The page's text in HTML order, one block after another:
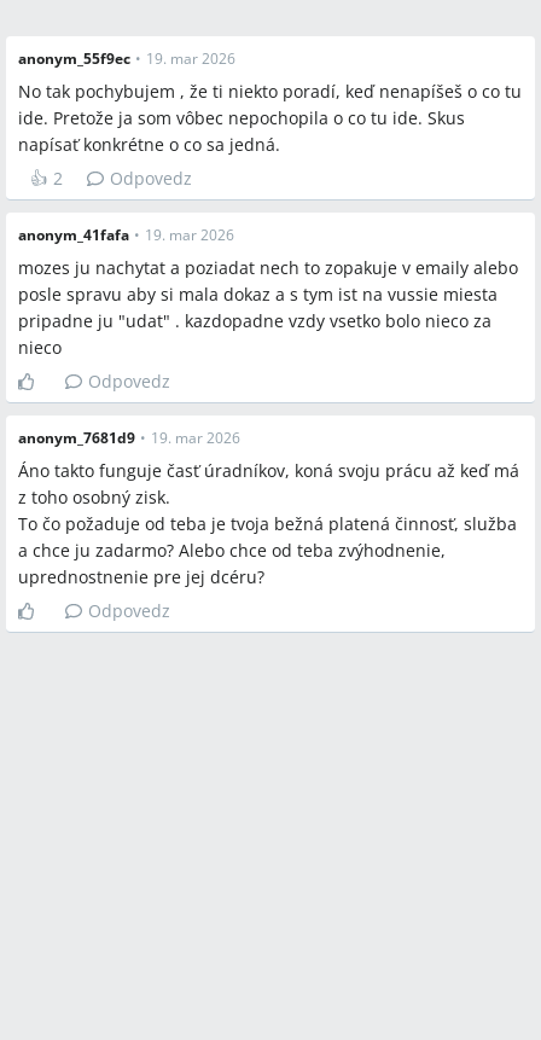
anonym_55f9ec • 19. mar 2026
No tak pochybujem , že ti niekto poradí, keď nenapíšeš o co tu
ide. Pretože ja som vôbec nepochopila o co tu ide. Skus
napísať konkrétne o co sa jedná.
👍 2 Odpovedz
anonym_41fafa • 19. mar 2026
mozes ju nachytat a poziadat nech to zopakuje v emaily alebo
posle spravu aby si mala dokaz a s tym ist na vussie miesta
pripadne ju "udat" . kazdopadne vzdy vsetko bolo nieco za
nieco
Odpovedz
anonym_7681d9 • 19. mar 2026
Áno takto funguje časť úradníkov, koná svoju prácu až keď má
z toho osobný zisk.
To čo požaduje od teba je tvoja bežná platená činnosť, služba
a chce ju zadarmo? Alebo chce od teba zvýhodnenie,
uprednostnenie pre jej dcéru?
Odpovedz